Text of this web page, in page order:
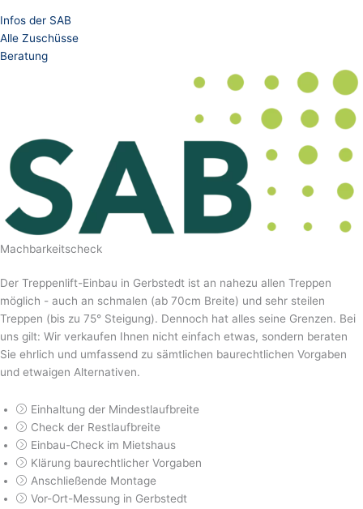
Infos der SAB
Alle Zuschüsse
Beratung
Machbarkeitscheck
Der Treppenlift-Einbau in Gerbstedt ist an nahezu allen Treppen
möglich - auch an schmalen (ab 70cm Breite) und sehr steilen
Treppen (bis zu 75° Steigung). Dennoch hat alles seine Grenzen. Bei
uns gilt: Wir verkaufen Ihnen nicht einfach etwas, sondern beraten
Sie ehrlich und umfassend zu sämtlichen baurechtlichen Vorgaben
und etwaigen Alternativen.
Einhaltung der Mindestlaufbreite
Check der Restlaufbreite
Einbau-Check im Mietshaus
Klärung baurechtlicher Vorgaben
Anschließende Montage
Vor-Ort-Messung in Gerbstedt